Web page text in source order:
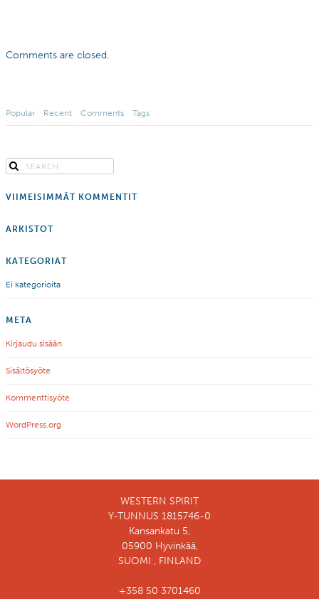
Comments are closed.
Popular Recent Comments Tags
VIIMEISIMMÄT KOMMENTIT
ARKISTOT
KATEGORIAT
Ei kategorioita
META
Kirjaudu sisään
Sisältösyöte
Kommenttisyöte
WordPress.org
WESTERN SPIRIT
Y-TUNNUS 1815746-0
Kansankatu 5,
05900 Hyvinkää,
SUOMI , FINLAND
+358 50 3701460